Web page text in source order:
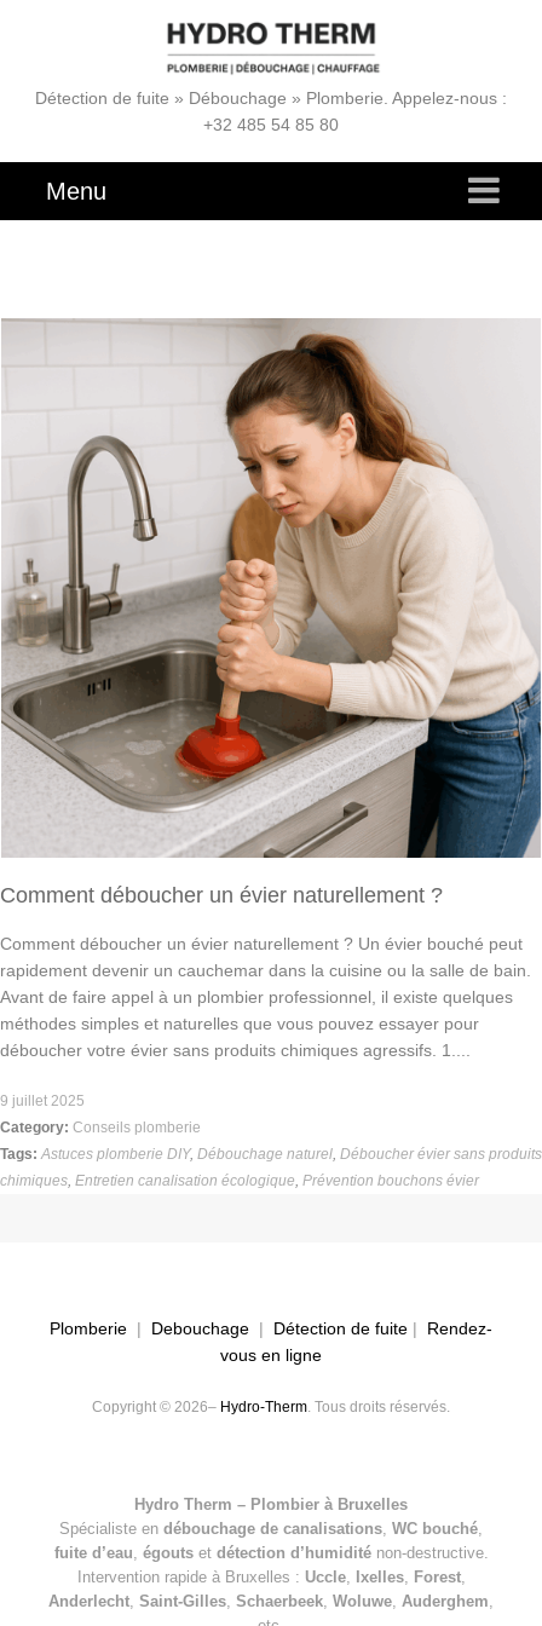
Détection de fuite » Débouchage » Plomberie. Appelez-nous :
+32 485 54 85 80
Menu
Comment déboucher un évier naturellement ?
Comment déboucher un évier naturellement ? Un évier bouché peut
rapidement devenir un cauchemar dans la cuisine ou la salle de bain.
Avant de faire appel à un plombier professionnel, il existe quelques
méthodes simples et naturelles que vous pouvez essayer pour
déboucher votre évier sans produits chimiques agressifs. 1....
9 juillet 2025
Category: Conseils plomberie
Tags:Astuces plomberie DIY, Débouchage naturel, Déboucher évier sans produits
chimiques, Entretien canalisation écologique, Prévention bouchons évier
Plomberie | Debouchage | Détection de fuite | Rendez-
vous en ligne
Copyright © 2026– Hydro-Therm. Tous droits réservés.
Hydro Therm – Plombier à Bruxelles
Spécialiste en débouchage de canalisations, WC bouché,
fuite d’eau, égoutset détection d’humiditénon-destructive.
Intervention rapide à Bruxelles : Uccle, Ixelles, Forest,
Anderlecht, Saint-Gilles, Schaerbeek, Woluwe, Auderghem,